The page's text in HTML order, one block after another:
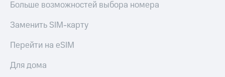
Страхование
Покупка
онлайн
Скидка 30%
на связь
Тарифы
RED,
РИИЛ
и МТС Супер
при оплате
Больше возможностей выбора номера
Заменить SIM-карту
Перейти на eSIM
Для дома